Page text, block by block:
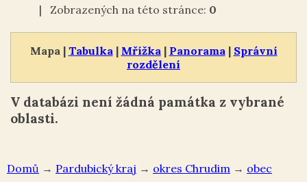
Domů → Pardubický kraj → okres Chrudim →
| Zobrazených na této stránce: 0
Mapa | Tabulka | Mřížka | Panorama | Správní
rozdělení
V databázi není žádná památka z vybrané
oblasti.